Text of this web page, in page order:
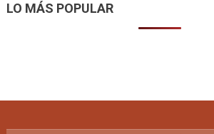
LO MÁS POPULAR